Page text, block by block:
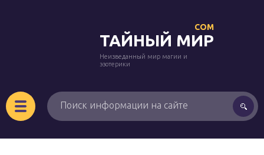
ТАЙНЫЙ МИР
COM
Неизведанный мир магии и
эзотерики